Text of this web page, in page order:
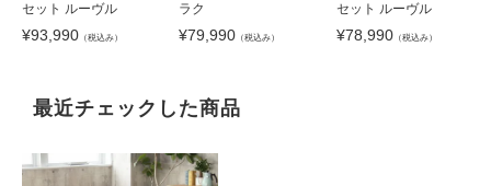
セット ルーヴル
¥93,990 （税込み）
ラク
¥79,990 （税込み）
セット ルーヴル
¥78,990（税込み）
最近チェックした商品